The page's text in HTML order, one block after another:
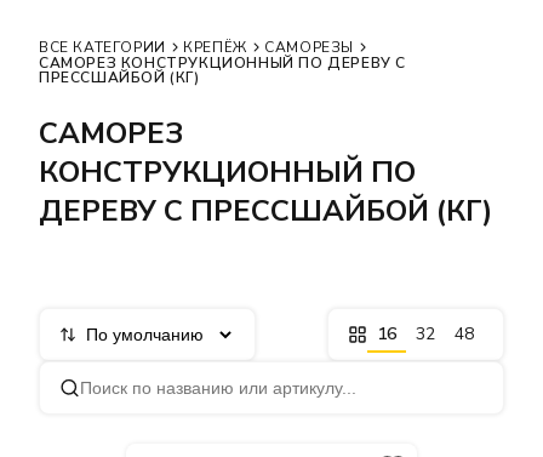
ВСЕ КАТЕГОРИИ КРЕПЁЖ
САМОРЕЗЫ
САМОРЕЗ КОНСТРУКЦИОННЫЙ ПО ДЕРЕВУ С
ПРЕССШАЙБОЙ (КГ)
САМОРЕЗ
КОНСТРУКЦИОННЫЙ ПО
ДЕРЕВУ С ПРЕССШАЙБОЙ (КГ)
16 32 48